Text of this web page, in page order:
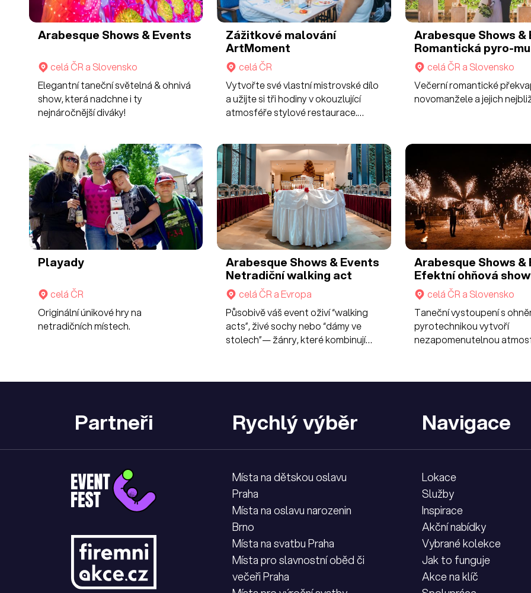
Arabesque Shows & Events
celá ČR a Slovensko
Elegantní taneční světelná & ohnivá
show, která nadchne i ty
nejnáročnější diváky!
Zážitkové malování
ArtMoment
celá ČR
Vytvořte své vlastní mistrovské dílo
a užijte si tři hodiny v okouzlující
atmosféře stylové restaurace.
Arabesque Shows &
Romantická pyro-
show
celá ČR a Slovensko
Večerní romantické
novomanžele a jejich
Playady
celá ČR
Originální únikové hry na
netradičních místech.
Arabesque Shows & Events
Netradiční walking act
celá ČR a Evropa
Působivě váš event oživí “walking
acts”, živé sochy nebo “dámy ve
stolech”— žánry, které kombinují
Arabesque Shows &
Efektní ohňová show
celá ČR a Slovensko
Taneční vystoupení s
pyrotechnikou vytvoří
nezapomenutelnou
Partneři Rychlý výběr
Místa na dětskou oslavu
Praha
Místa na oslavu narozenin
Brno
Místa na svatbu Praha
Místa pro slavnostní oběd či
večeři Praha
Navigace
Lokace
Služby
Inspirace
Akční nabídky
Vybrané kolekce
Jak to funguje
Akce na klíč